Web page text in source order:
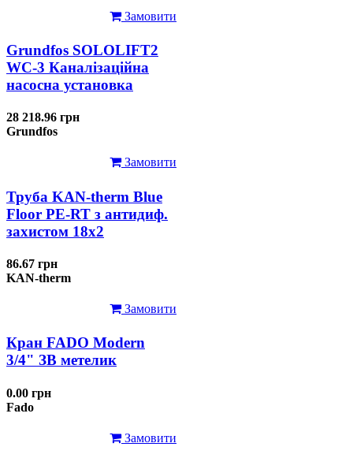
Замовити
Grundfos SOLOLIFT2
WC-3 Каналізаційна
насосна установка
28 218.96 грн
Grundfos
Замовити
Труба KAN-therm Blue
Floor PE-RT з антидиф.
захистом 18х2
86.67 грн
KAN-therm
Замовити
Кран FADO Modern
3/4" ЗВ метелик
0.00 грн
Fado
Замовити